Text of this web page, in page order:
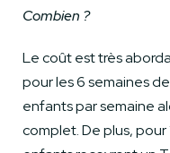
Combien ?
Le coût est très
pour les 6 semaines
enfants par semaine
complet. De plus,